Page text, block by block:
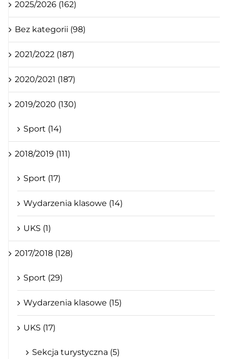
2025/2026 (162)
Bez kategorii (98)
2021/2022 (187)
2020/2021 (187)
2019/2020 (130)
Sport (14)
2018/2019 (111)
Sport (17)
Wydarzenia klasowe (14)
UKS (1)
2017/2018 (128)
Sport (29)
Wydarzenia klasowe (15)
UKS (17)
Sekcja turystyczna (5)